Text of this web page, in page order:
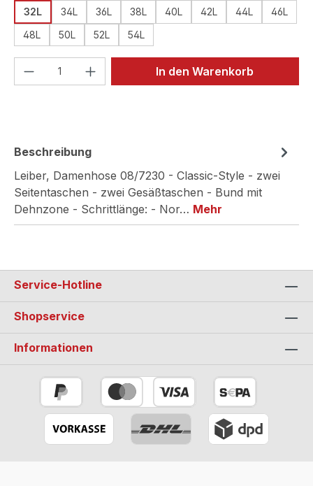
32L
34L 36L 38L 40L 42L 44L
46L
48L
50L 52L 54L
Produkt Anzahl: Gib denIn den Warenkorb
Beschreibung
Leiber, Damenhose 08/7230 - Classic-Style - zwei
Seitentaschen - zwei Gesäßtaschen - Bund mit
Dehnzone - Schrittlänge: - Nor… Mehr
Service-Hotline
Shopservice
Informationen